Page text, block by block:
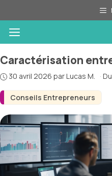
au
contenuMenu
Conseils Entrepreneurs
Caractérisation
30 avril 2026 parLucas M. ·